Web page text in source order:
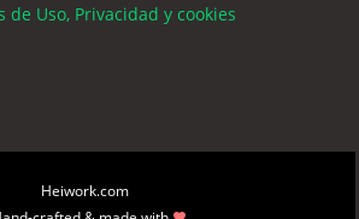
de Uso, Privacidad y cookies
Heiwork.com